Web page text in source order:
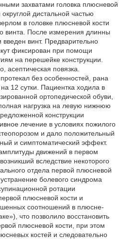
захватами головка плюсневой
дистальной частью
в головке плюсневой кости
винта. После измерения длинны
винт. Предварительно
фиксирован при помощи
на перешейке конструкции.
асептическая повязка.
без особенностей, рана
12 сутки. Пациентка ходила в
ортопедической обуви,
нагрузка на левую нижнюю
конструкции
лечение в условиях пожилого
и дало положительный
и симптоматический эффект.
движений в первом
вследствие некоторого
отдела первой плюсневой
болевого синдрома
ротации
плюсневой кости и
соотношений в плюсне-
что позволило восстановить
плюсневой кости, при этом
костей и следовательно